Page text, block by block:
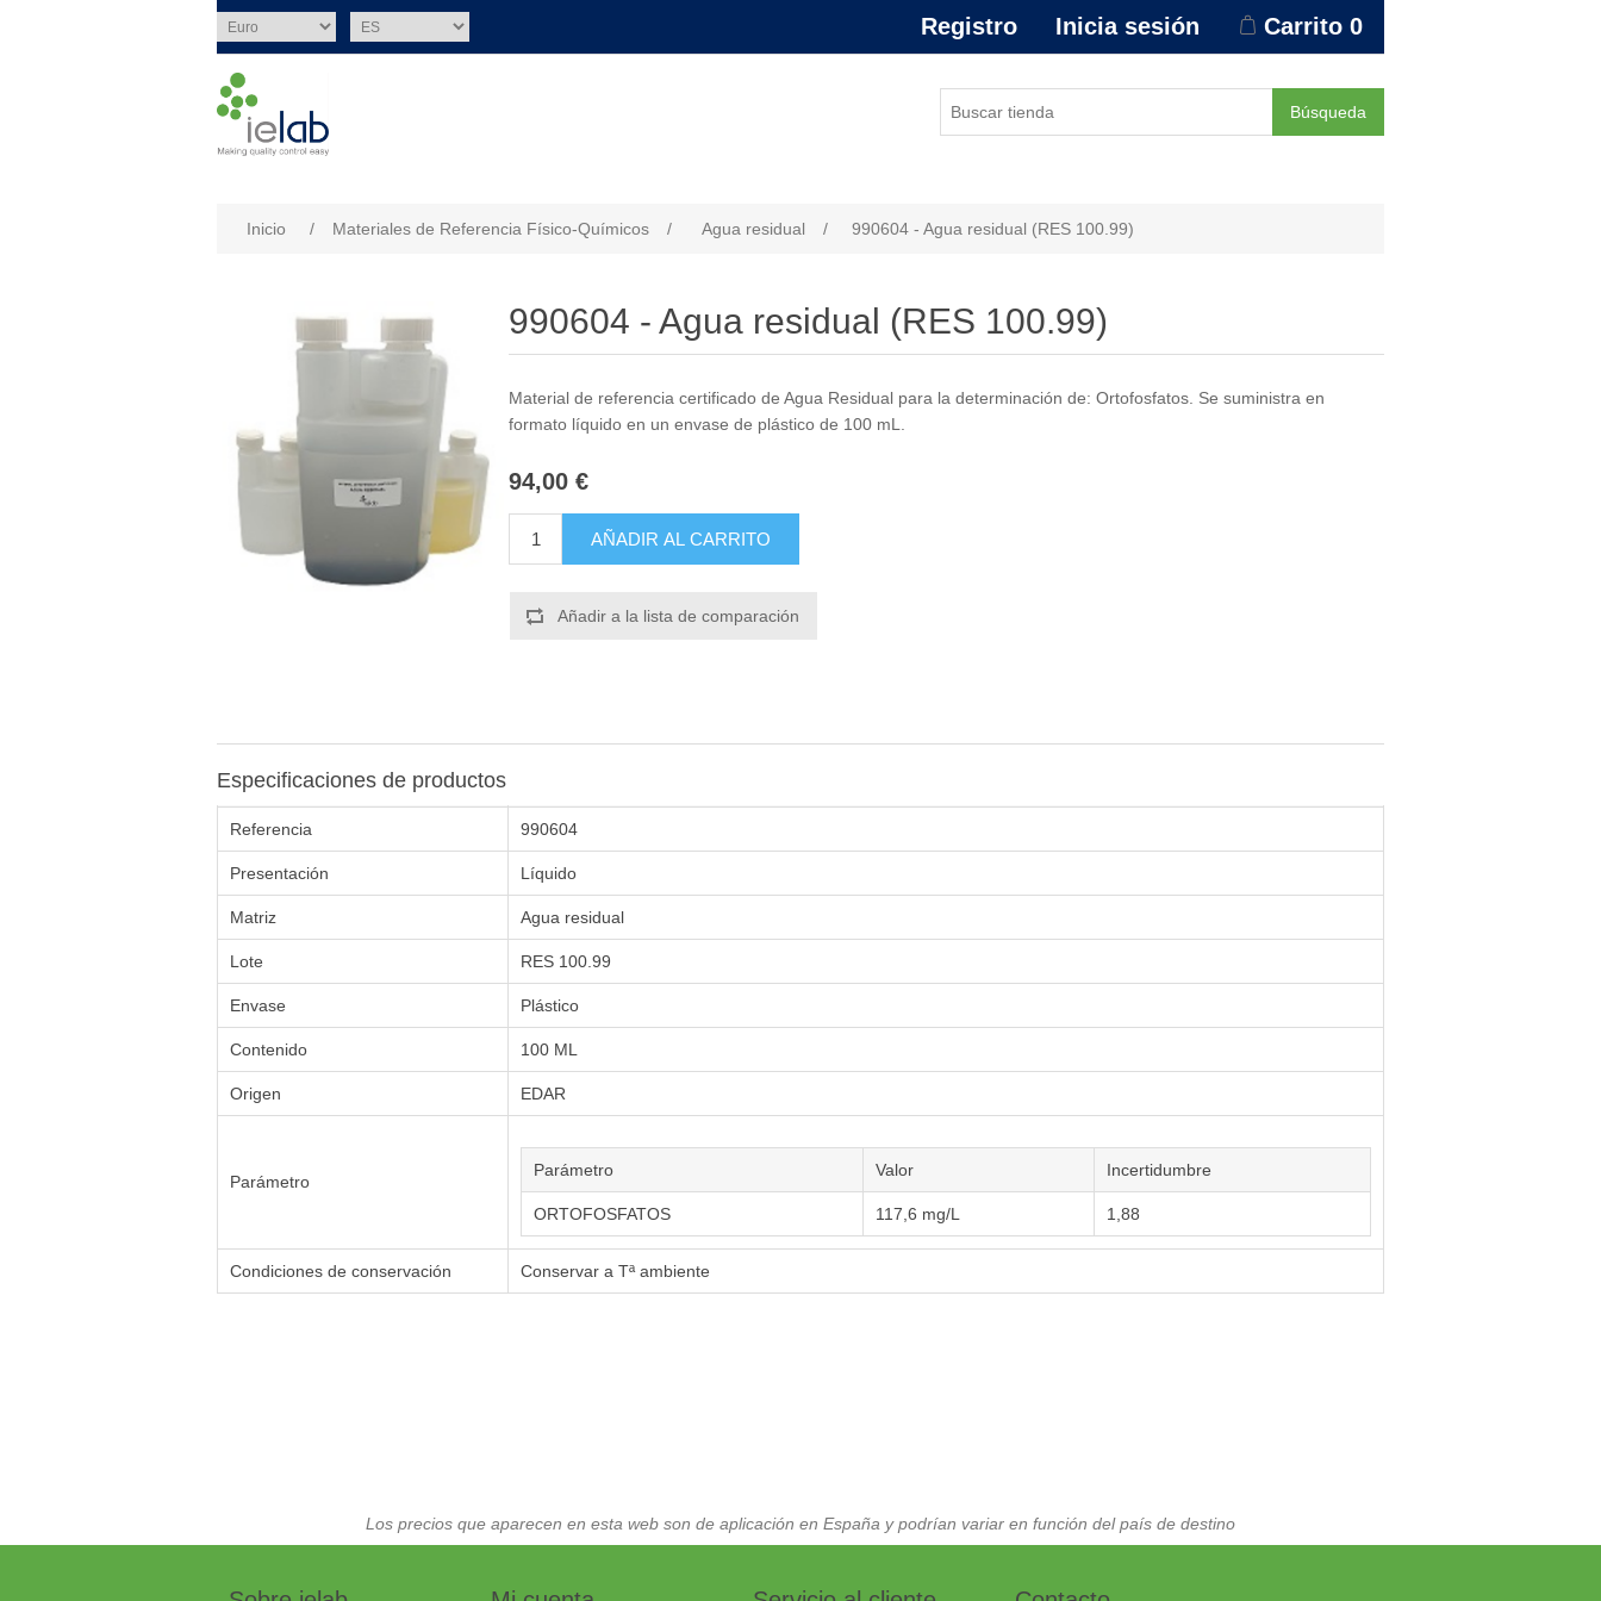
Registro Inicia sesión Carrito 0
Búsqueda
Inicio / Materiales de Referencia Físico-Químicos / Agua residual / 990604 - Agua residual (RES 100.99)
990604 - Agua residual (RES 100.99)
Material de referencia certificado de Agua Residual para la determinación de: Ortofosfatos. Se suministra en
formato líquido en un envase de plástico de 100 mL.
94,00 €
AÑADIR AL CARRITO
Añadir a la lista de comparación
Especificaciones de productos
Referencia 990604
Presentación Líquido
Matriz Agua residual
Lote RES 100.99
Envase Plástico
Contenido 100 ML
Origen EDAR
Parámetro
Parámetro Valor Incertidumbre
ORTOFOSFATOS 117,6 mg/L 1,88
Condiciones de conservación Conservar a Tª ambiente
Los precios que aparecen en esta web son de aplicación en España y podrían variar en función del país de destino